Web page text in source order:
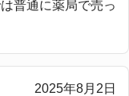
普通に薬局で売っ
2025年8月2日